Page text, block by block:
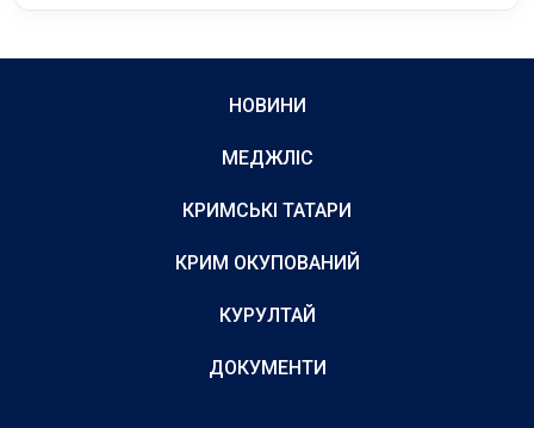
НОВИНИ
МЕДЖЛІС
КРИМСЬКІ ТАТАРИ
КРИМ ОКУПОВАНИЙ
КУРУЛТАЙ
ДОКУМЕНТИ